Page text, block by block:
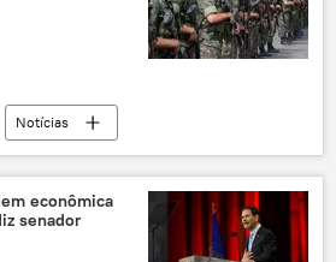
Notícias
Luiz Inácio Lula da Silva
Mourão
econômica
senador